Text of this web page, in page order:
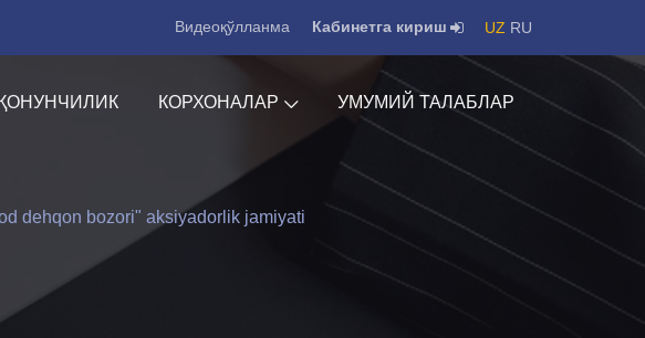
Видеоқўлланма Кабинетга кириш UZ RU
ҚОНУНЧИЛИК КОРХОНАЛАР УМУМИЙ ТАЛАБЛАР
dehqon bozori" aksiyadorlik jamiyati